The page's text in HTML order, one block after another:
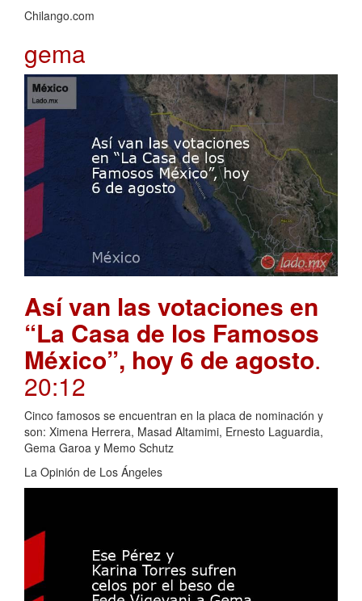
Chilango.com
gema
Así van las votaciones en
“La Casa de los Famosos
México”, hoy 6 de agosto.
20:12
Cinco famosos se encuentran en la placa de nominación y
son: Ximena Herrera, Masad Altamimi, Ernesto Laguardia,
Gema Garoa y Memo Schutz
La Opinión de Los Ángeles